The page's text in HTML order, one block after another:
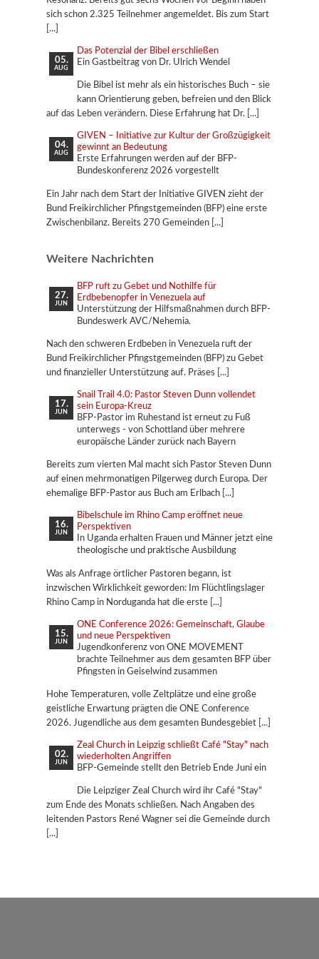
sich schon 2.325 Teilnehmer angemeldet. Bis zum Start
05.
AUG
Das Potenzial der Bibel erschließen
Ein Gastbeitrag von Dr. Ulrich Wendel
Die Bibel ist mehr als ein historisches Buch – sie
kann Orientierung geben, befreien und den Blick
auf das Leben verändern. Diese Erfahrung hat Dr.
04.
AUG
GIVEN – Initiative zur Kultur der Großzügigkeit
gewinnt an Bedeutung
Erste Erfahrungen werden auf der BFP-
Bundeskonferenz 2026 vorgestellt
Ein Jahr nach dem Start der Initiative GIVEN zieht der
Bund Freikirchlicher Pfingstgemeinden (BFP) eine erste
Zwischenbilanz. Bereits 270 Gemeinden
Weitere Nachrichten
27.
JUN
BFP ruft zu Gebet und Nothilfe für
Erdbebenopfer in Venezuela auf
Unterstützung der Hilfsmaßnahmen durch BFP-
Bundeswerk AVC/Nehemia.
Nach den schweren Erdbeben in Venezuela ruft der
Bund Freikirchlicher Pfingstgemeinden (BFP) zu Gebet
und finanzieller Unterstützung auf. Präses
17.
JUN
Snail Trail 4.0: Pastor Steven Dunn vollendet
sein Europa-Kreuz
BFP-Pastor im Ruhestand ist erneut zu Fuß
unterwegs - von Schottland über mehrere
europäische Länder zurück nach Bayern
Bereits zum vierten Mal macht sich Pastor Steven Dunn
auf einen mehrmonatigen Pilgerweg durch Europa. Der
ehemalige BFP-Pastor aus Buch am Erlbach
16.
JUN
Bibelschule im Rhino Camp eröffnet neue
Perspektiven
In Uganda erhalten Frauen und Männer jetzt eine
theologische und praktische Ausbildung
Was als Anfrage örtlicher Pastoren begann, ist
inzwischen Wirklichkeit geworden: Im Flüchtlingslager
Rhino Camp in Norduganda hat die erste
15.
JUN
ONE Conference 2026: Gemeinschaft, Glaube
und neue Perspektiven
Jugendkonferenz von ONE MOVEMENT
brachte Teilnehmer aus dem gesamten BFP über
Pfingsten in Geiselwind zusammen
Hohe Temperaturen, volle Zeltplätze und eine große
geistliche Erwartung prägten die ONE Conference
2026. Jugendliche aus dem gesamten Bundesgebiet
02.
JUN
Zeal Church in Leipzig schließt Café "Stay" nach
wiederholten Angriffen
BFP-Gemeinde stellt den Betrieb Ende Juni ein
Die Leipziger Zeal Church wird ihr Café "Stay"
zum Ende des Monats schließen. Nach Angaben des
leitenden Pastors René Wagner sei die Gemeinde durch